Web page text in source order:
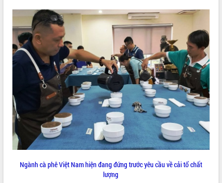
phá cơ chế - Hợp tác công tư
Đề án 06 tạo bước ngoặt đột phá trong
cải cách hành chính tỉnh Đắk Lắk
Kết nối tour, đẩy mạnh chuyển đổi số
để phát triển du lịch Đắk Lắk
Khởi động Dự án Đầu tư xây dựng hạ
tầng kỹ thuật Cụm công nghiệp Tân
Gặp mặt các cơ quan báo chí nhân Kỷ
niệm 101 năm Ngày Báo chí Cách
mạng Việt Nam
Đắk Lắk sơ kết 4 năm triển khai thực
hiện Đề án 06 của Chính phủ
Quy hoạch và Xúc tiến đầu tư tỉnh Đắk
Ngành cà phê Việt Nam hiện đang đứng trước yêu cầu về cải tổ chất
lượng